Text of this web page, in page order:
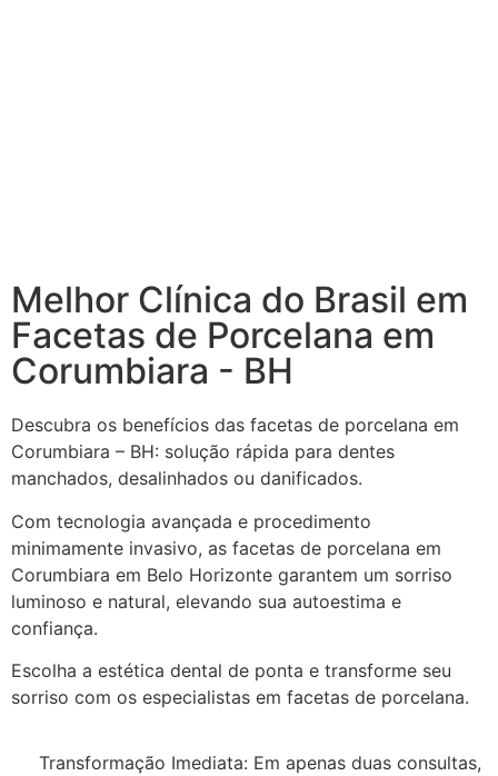
Melhor Clínica do Brasil em
Facetas de Porcelana em
Corumbiara - BH
Descubra os benefícios das facetas de porcelana em
Corumbiara – BH: solução rápida para dentes
manchados, desalinhados ou danificados.
Com tecnologia avançada e procedimento
minimamente invasivo, as facetas de porcelana em
Corumbiara em Belo Horizonte garantem um sorriso
luminoso e natural, elevando sua autoestima e
confiança.
Escolha a estética dental de ponta e transforme seu
sorriso com os especialistas em facetas de porcelana.
Transformação Imediata: Em apenas duas consultas,